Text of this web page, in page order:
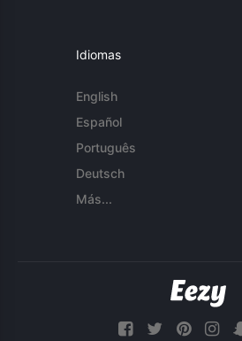
Idiomas
English
Español
Português
Deutsch
Más...